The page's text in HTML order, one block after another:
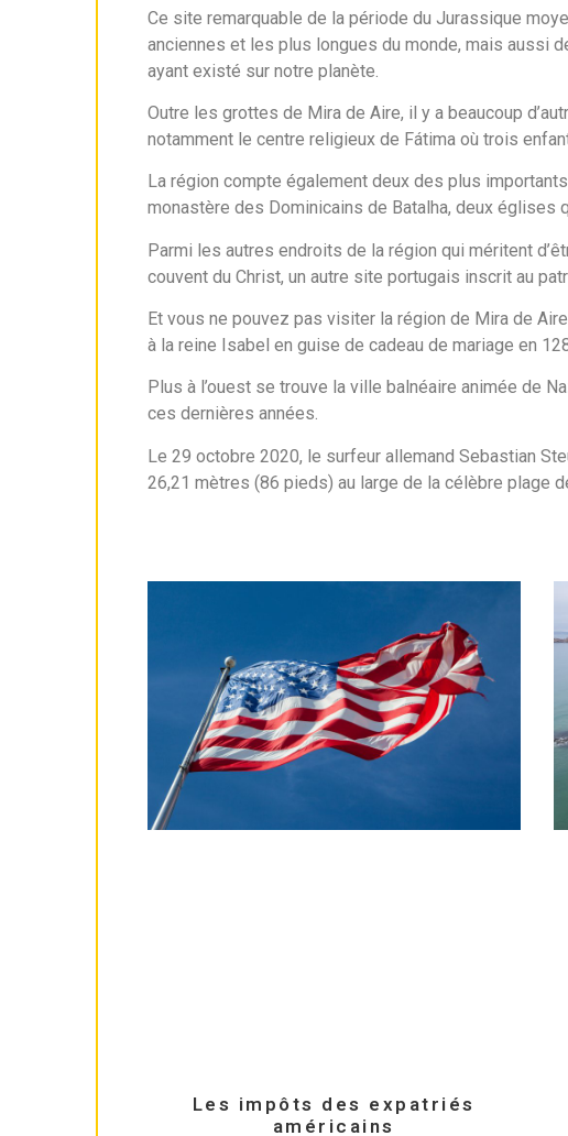
Ce site remarquable de la période du Jurassique
anciennes et les plus longues du monde, mais aussi
ayant existé sur notre planète.
Outre les grottes de Mira de Aire, il y a beaucoup
notamment le centre religieux de Fátima où trois
La région compte également deux des plus
monastère des Dominicains de Batalha, deux
Parmi les autres endroits de la région qui méritent
couvent du Christ, un autre site portugais inscrit au
Et vous ne pouvez pas visiter la région de Mira de
à la reine Isabel en guise de cadeau de mariage en
Plus à l’ouest se trouve la ville balnéaire animée de
ces dernières années.
Le 29 octobre 2020, le surfeur allemand Sebastian
26,21 mètres (86 pieds) au large de la célèbre plage
Les impôts des expatriés
américains